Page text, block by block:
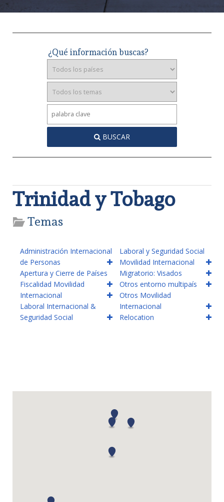
¿Qué información buscas?
BUSCAR
Trinidad y Tobago
Temas
Administración Internacional
de Personas
Apertura y Cierre de Países
Fiscalidad Movilidad
Internacional
Laboral Internacional &
Seguridad Social
Laboral y Seguridad Social
Movilidad Internacional
Migratorio: Visados
Otros entorno multipaís
Otros Movilidad
Internacional
Relocation